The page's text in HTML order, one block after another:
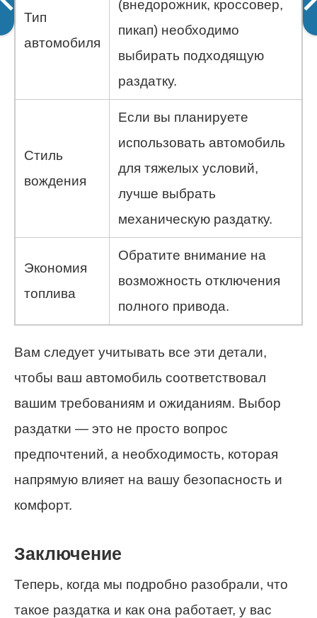
Тип
автомобиля
(внедорожник, кроссовер,
пикап) необходимо
выбирать подходящую
раздатку.
Стиль
вождения
Если вы планируете
использовать автомобиль
для тяжелых условий,
лучше выбрать
механическую раздатку.
Экономия
топлива
Обратите внимание на
возможность отключения
полного привода.
Вам следует учитывать все эти детали,
чтобы ваш автомобиль соответствовал
вашим требованиям и ожиданиям. Выбор
раздатки — это не просто вопрос
предпочтений, а необходимость, которая
напрямую влияет на вашу безопасность и
комфорт.
Заключение
Теперь, когда мы подробно разобрали, что
такое раздатка и как она работает, у вас